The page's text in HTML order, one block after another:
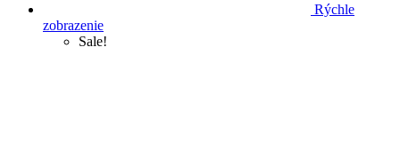
Rýchle
zobrazenie
Sale!